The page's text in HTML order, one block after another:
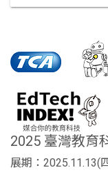
2025 臺灣教育
展期：2025.11.13(